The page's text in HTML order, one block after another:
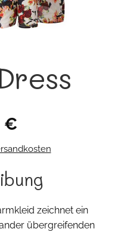
€
zeichnet ein
übergreifenden